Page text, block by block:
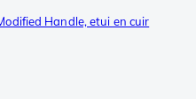
Handle, etui en cuir